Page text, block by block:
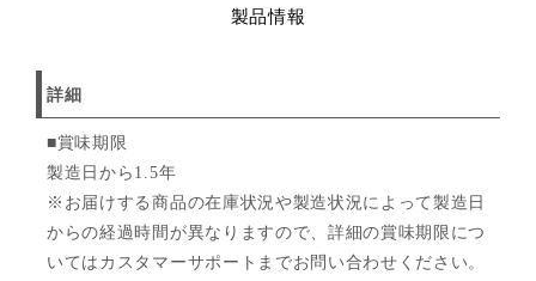
製品情報
詳細
■賞味期限
製造日から1.5年
※お届けする商品の在庫状況や製造状況によって製造日
からの経過時間が異なりますので、詳細の賞味期限につ
いてはカスタマーサポートまでお問い合わせください。